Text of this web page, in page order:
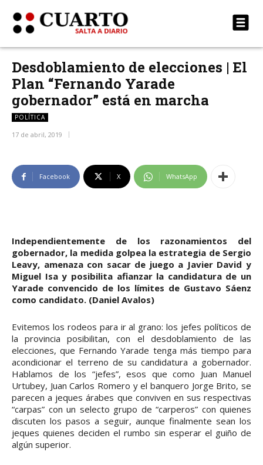
Desdoblamiento de elecciones | El
Plan “Fernando Yarade
gobernador” está en marcha
POLÍTICA
17 de abril, 2019
Facebook X WhatsApp
Independientemente de los razonamientos del
gobernador, la medida golpea la estrategia de Sergio
Leavy, amenaza con sacar de juego a Javier David y
Miguel Isa y posibilita afianzar la candidatura de un
Yarade convencido de los límites de Gustavo Sáenz
como candidato. (Daniel Avalos)
Evitemos los rodeos para ir al grano: los jefes políticos de
la provincia posibilitan, con el desdoblamiento de las
elecciones, que Fernando Yarade tenga más tiempo para
acondicionar el terreno de su candidatura a gobernador.
Hablamos de los “jefes”, esos que como Juan Manuel
Urtubey, Juan Carlos Romero y el banquero Jorge Brito, se
parecen a jeques árabes que conviven en sus respectivas
“carpas” con un selecto grupo de “carperos” con quienes
discuten los pasos a seguir, aunque finalmente sean los
jeques quienes deciden el rumbo sin esperar el guiño de
algún superior.